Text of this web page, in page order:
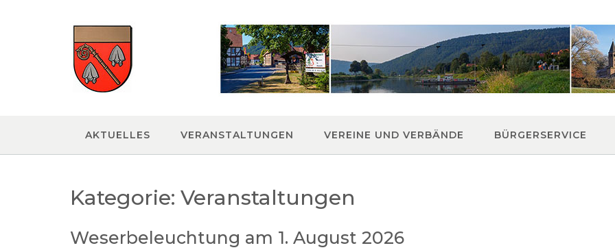
AKTUELLES VERANSTALTUNGEN VEREINE UND VERBÄNDE BÜRGERSERVICE
Kategorie: Veranstaltungen
Weserbeleuchtung am 1. August 2026